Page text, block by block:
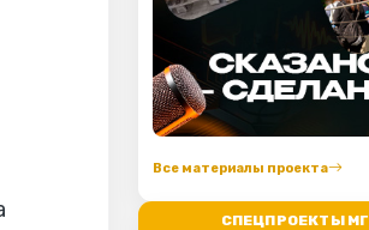
Все материалы проекта
СПЕЦПРОЕКТЫ МГ